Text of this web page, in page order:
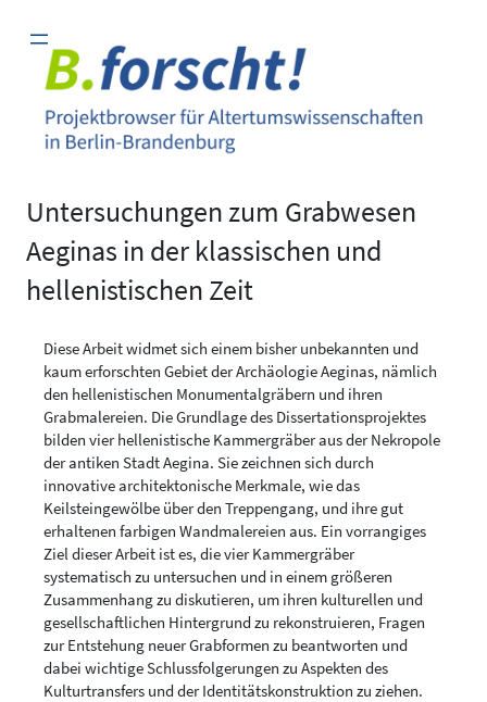
Inhalt
springen
Untersuchungen zum Grabwesen
Aeginas in der klassischen und
hellenistischen Zeit
Diese Arbeit widmet sich einem bisher unbekannten und
kaum erforschten Gebiet der Archäologie Aeginas, nämlich
den hellenistischen Monumentalgräbern und ihren
Grabmalereien. Die Grundlage des Dissertationsprojektes
bilden vier hellenistische Kammergräber aus der Nekropole
der antiken Stadt Aegina. Sie zeichnen sich durch
innovative architektonische Merkmale, wie das
Keilsteingewölbe über den Treppengang, und ihre gut
erhaltenen farbigen Wandmalereien aus. Ein vorrangiges
Ziel dieser Arbeit ist es, die vier Kammergräber
systematisch zu untersuchen und in einem größeren
Zusammenhang zu diskutieren, um ihren kulturellen und
gesellschaftlichen Hintergrund zu rekonstruieren, Fragen
zur Entstehung neuer Grabformen zu beantworten und
dabei wichtige Schlussfolgerungen zu Aspekten des
Kulturtransfers und der Identitätskonstruktion zu ziehen.